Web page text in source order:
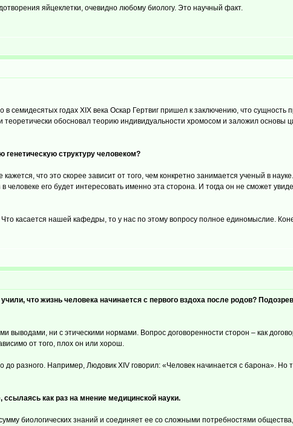
яйцеклетки, очевидно любому биологу. Это научный факт.
семидесятых годах XIX века Оскар Гертвиг пришел к заключению, что сущность
обосновал теорию индивидуальности хромосом и заложил основы
генетическую структуру человеком?
что это скорее зависит от того, чем конкретно занимается ученый в
его будет интересовать именно эта сторона. И тогда он не сможет
касается нашей кафедры, то у нас по этому вопросу полное единомыслие.
что жизнь человека начинается с первого вздоха после родов?
ни с этическими нормами. Вопрос договоренности сторон – как
от того, плох он или хорош.
разного. Например, Людовик XIV говорил: «Человек начинается с барона». Но
как раз на мнение медицинской науки.
биологических знаний и соединяет ее со сложными потребностями